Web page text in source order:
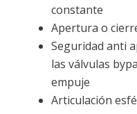
constante
Apertura o
Seguridad anti
las válvulas
empuje
Articulación